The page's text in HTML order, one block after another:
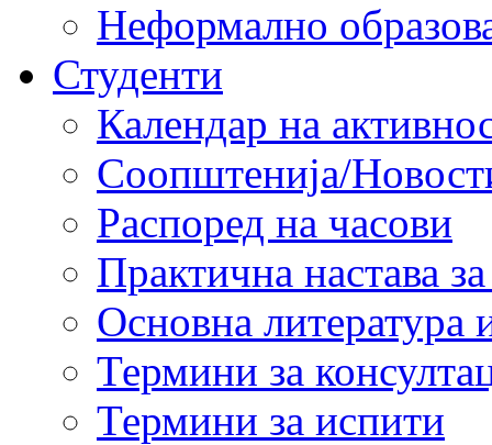
Неформално
Студенти
Календар на
Соопштенија/
Распоред на часови
Практична настава
Основна литература
Термини за
Термини за испити